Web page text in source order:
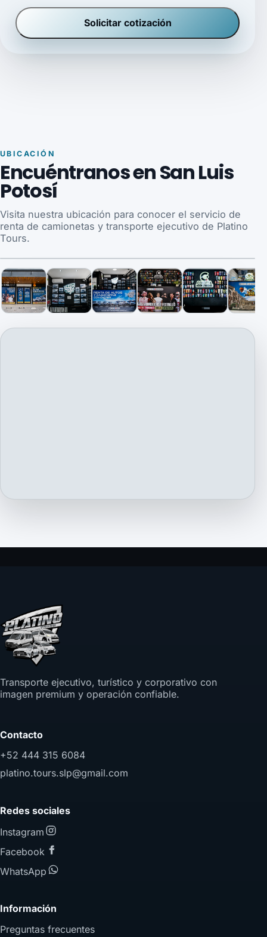
Solicitar cotización
UBICACIÓN
Encuéntranos en San Luis
Potosí
Visita nuestra ubicación para conocer el servicio de
renta de camionetas y transporte ejecutivo de Platino
Tours.
Transporte ejecutivo, turístico y corporativo con
imagen premium y operación confiable.
Contacto
+52 444 315 6084
platino.tours.slp@gmail.com
Redes sociales
Instagram
Facebook
WhatsApp
Información
Preguntas frecuentes